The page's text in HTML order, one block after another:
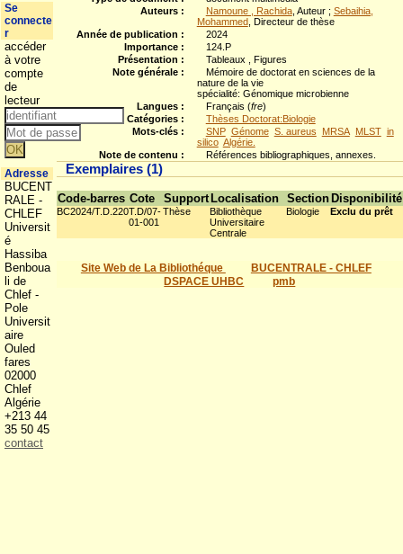
Auteurs :
Namoune , Rachida, Auteur ; Sebaihia,
Mohammed, Directeur de thèse
Année de publication :
2024
Importance :
124.P
Présentation :
Tableaux , Figures
Note générale :
Mémoire de doctorat en sciences de la
nature de la vie
spécialité: Génomique microbienne
Langues :
Français (fre)
Catégories :
Thèses Doctorat:Biologie
Mots-clés :
SNP Génome S. aureus MRSA MLST in
silico Algérie.
Note de contenu :
Références bibliographiques, annexes.
Exemplaires (1)
Code-barres Cote Support Localisation Section Disponibilité
BC2024/T.D.220T.D/07-
01-001
Thèse
Bibliothèque
Universitaire
Centrale
Biologie Exclu du prêt
Site Web de La Bibliothéque
BUCENTRALE - CHLEF
DSPACE UHBC
pmb
Se
connecte
r
accéder
à votre
compte
de
lecteur
Adresse
BUCENT
RALE -
CHLEF
Universit
é
Hassiba
Benboua
li de
Chlef -
Pole
Universit
aire
Ouled
fares
02000
Chlef
Algérie
+213 44
35 50 45
contact